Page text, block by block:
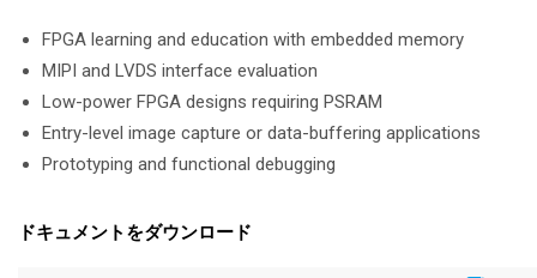
FPGA learning and education with embedded memory
MIPI and LVDS interface evaluation
Low-power FPGA designs requiring PSRAM
Entry-level image capture or data-buffering applications
Prototyping and functional debugging
ドキュメントをダウンロード